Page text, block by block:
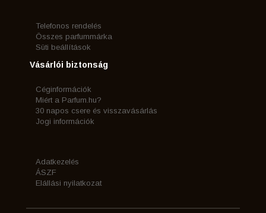
Telefonos rendelés
Összes parfummárka
Süti beállítások
Vásárlói biztonság
Céginformációk
Miért a Parfum.hu?
30 napos csere és visszavásárlás
Jogi információk
Adatkezelés
ÁSZF
Elállási nyilatkozat